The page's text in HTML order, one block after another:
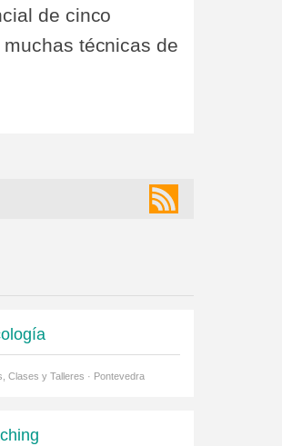
de cinco
técnicas de
Clases y Talleres · Pontevedra